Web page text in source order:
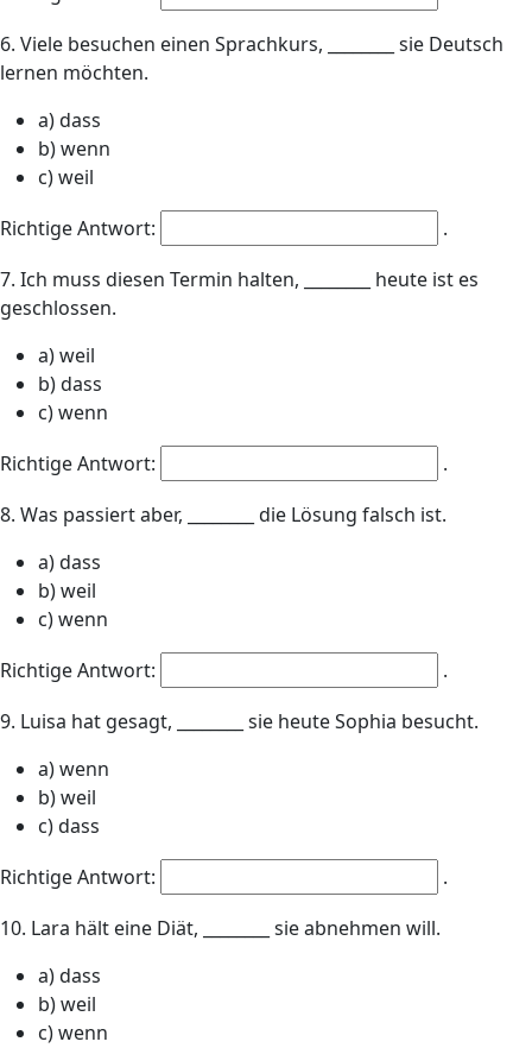
6. Viele besuchen einen Sprachkurs, ________ sie Deutsch
lernen möchten.
a) dass
b) wenn
c) weil
Richtige Antwort:
.
7. Ich muss diesen Termin halten, ________ heute ist es
geschlossen.
a) weil
b) dass
c) wenn
Richtige Antwort:
.
8. Was passiert aber, ________ die Lösung falsch ist.
a) dass
b) weil
c) wenn
Richtige Antwort:
.
9. Luisa hat gesagt, ________ sie heute Sophia besucht.
a) wenn
b) weil
c) dass
Richtige Antwort:
.
10. Lara hält eine Diät, ________ sie abnehmen will.
a) dass
b) weil
c) wenn